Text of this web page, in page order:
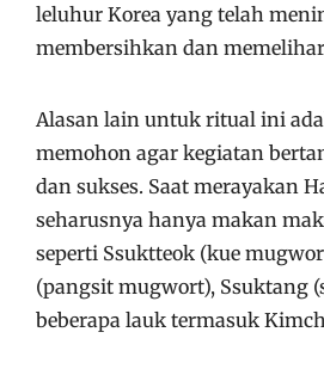
leluhur Korea yang telah
membersihkan dan
Alasan lain untuk ritual ini
memohon agar kegiatan
dan sukses. Saat merayakan
seharusnya hanya makan
seperti Ssuktteok (kue
(pangsit mugwort), Ssuktang
beberapa lauk termasuk